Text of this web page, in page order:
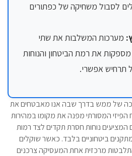
לסבול משחיקה של כפתורים
מערכות המשלבות את שתי
מספקות את רמת הביטחון והנוחות
תרחיש אפשרי.
של ממש בדרך שבה אנו מאבטחים את
המסורתי מפנה את מקומו במהירות
המציעים נוחות חסרת תקדים לצד רמות
ביטחוניים בלבד. כאשר שוקלים
מרכזית אחת המעסיקה צרכנים